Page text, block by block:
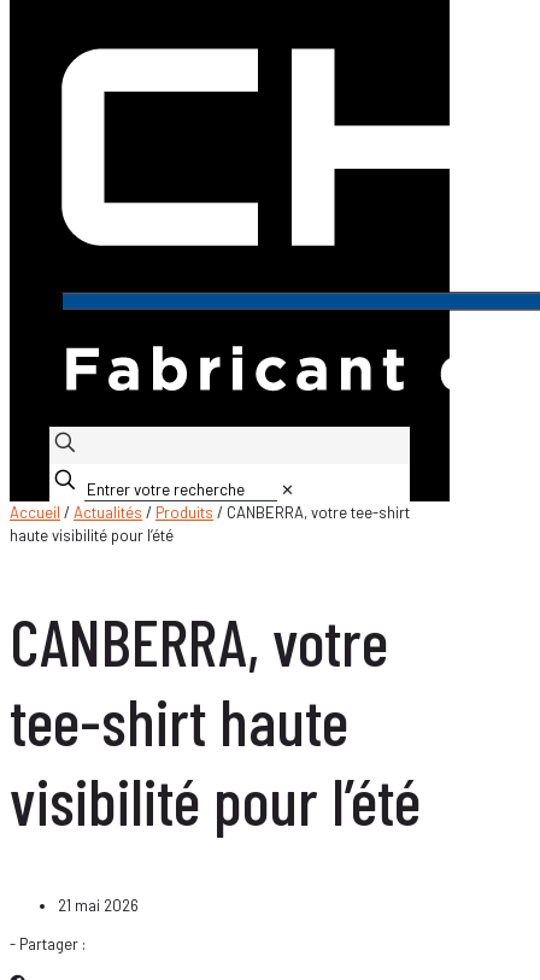
✕
Accueil /Actualités / Produits / CANBERRA, votre tee-shirt
haute visibilité pour l’été
CANBERRA, votre
tee-shirt haute
visibilité pour l’été
21 mai 2026
- Partager :